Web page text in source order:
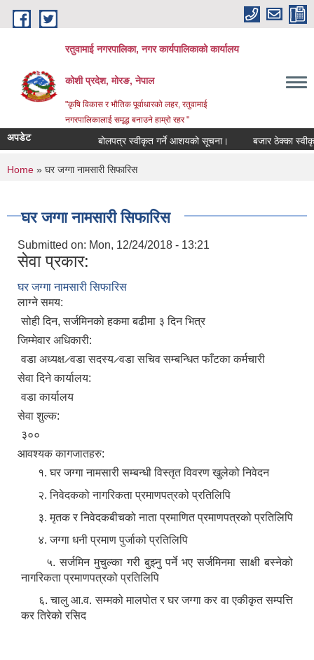
Skip to main content
रतुवामाई नगरपालिका, नगर कार्यपालिकाको कार्यालय
कोशी प्रदेश, मोरङ, नेपाल
"कृषि विकास र भौतिक पूर्वाधारको लहर, रतुवामाई
नगरपालिकालाई समृद्ध बनाउने हाम्रो रहर "
अपडेट बोलपत्र स्वीकृत गर्ने आशयको सूचना। बजार ठेक्का
You are here
Home » घर जग्गा नामसारी सिफारिस
घर जग्गा नामसारी सिफारिस
Submitted on: Mon, 12/24/2018 - 13:21
सेवा प्रकार:
घर जग्गा नामसारी सिफारिस
लाग्ने समय:
सोही दिन, सर्जमिनको हकमा बढीमा ३ दिन भित्र
जिम्मेवार अधिकारी:
वडा अध्यक्ष ̷ वडा सदस्य ̷ वडा सचिव सम्बन्धित फाँटका कर्मचारी
सेवा दिने कार्यालय:
वडा कार्यालय
सेवा शुल्क:
३००
आवश्यक कागजातहरु:
१. घर जग्गा नामसारी सम्बन्धी विस्तृत विवरण खुलेको निवेदन
२. निवेदकको नागरिकता प्रमाणपत्रको प्रतिलिपि
३. मृतक र निवेदकबीचको नाता प्रमाणित प्रमाणपत्रको प्रतिलिपि
४. जग्गा धनी प्रमाण पुर्जाको प्रतिलिपि
५. सर्जमिन मुचुल्का गरी बुझ्नु पर्ने भए सर्जमिनमा साक्षी बस्नेको
नागरिकता प्रमाणपत्रको प्रतिलिपि
६. चालु आ.व. सम्मको मालपोत र घर जग्गा कर वा एकीकृत सम्पत्ति
कर तिरेको रसिद